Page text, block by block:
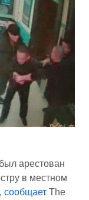
арестован
в местном
сообщает The